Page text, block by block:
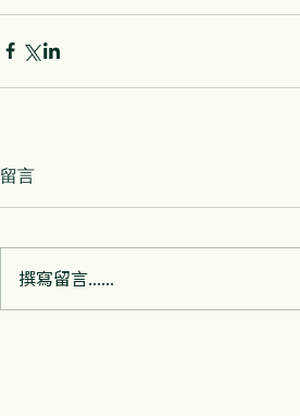
留言
撰寫留言......